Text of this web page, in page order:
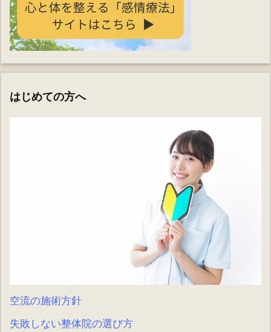
はじめての方へ
空流の施術方針
失敗しない整体院の選び方